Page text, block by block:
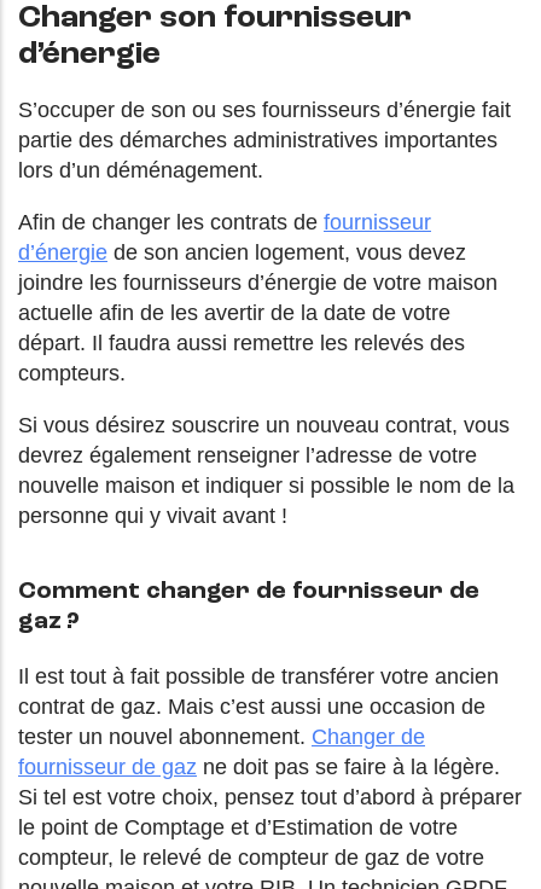
Changer son fournisseur
d’énergie
S’occuper de son ou ses fournisseurs d’énergie fait
partie des démarches administratives importantes
lors d’un déménagement.
Afin de changer les contrats de fournisseur
d’énergie de son ancien logement, vous devez
joindre les fournisseurs d’énergie de votre maison
actuelle afin de les avertir de la date de votre
départ. Il faudra aussi remettre les relevés des
compteurs.
Si vous désirez souscrire un nouveau contrat, vous
devrez également renseigner l’adresse de votre
nouvelle maison et indiquer si possible le nom de la
personne qui y vivait avant !
Comment changer de fournisseur de
gaz ?
Il est tout à fait possible de transférer votre ancien
contrat de gaz. Mais c’est aussi une occasion de
tester un nouvel abonnement. Changer de
fournisseur de gaz ne doit pas se faire à la légère.
Si tel est votre choix, pensez tout d’abord à préparer
le point de Comptage et d’Estimation de votre
compteur, le relevé de compteur de gaz de votre